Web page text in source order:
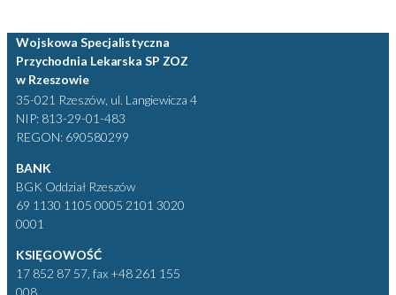
Wojskowa Specjalistyczna
Przychodnia Lekarska SP ZOZ
w Rzeszowie
35-021 Rzeszów, ul. Langiewicza 4
NIP: 813-29-01-483
REGON: 690580299
BANK
BGK Oddział Rzeszów
69 1130 1105 0005 2101 3020
0001
KSIĘGOWOŚĆ
17 852 87 57, fax +48 261 155